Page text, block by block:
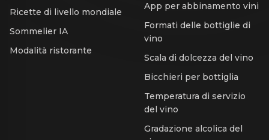
Ricette di livello mondiale
Sommelier IA
Modalità ristorante
App per abbinamento vini
Formati delle bottiglie di
vino
Scala di dolcezza del vino
Bicchieri per bottiglia
Temperatura di servizio
del vino
Gradazione alcolica del